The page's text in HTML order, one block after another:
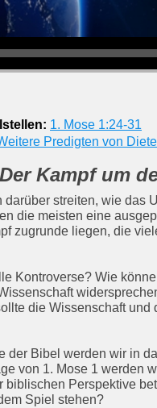
1. Mose 1:24-31
Predigten von
Der Kampf um
streiten, wie das
die meisten eine
zugrunde liegen, die
Kontroverse? Wie
die Wissenschaft
der Bibel werden wir in
von 1. Mose 1 werden
Perspektive
Spiel stehen?